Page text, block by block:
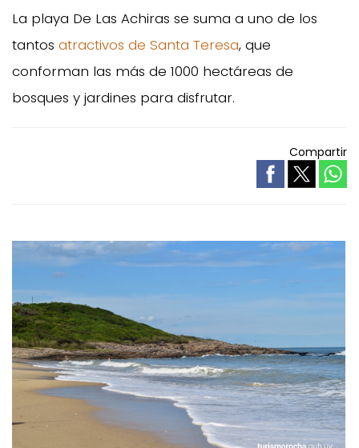
La playa De Las Achiras se suma a uno de los
tantos atractivos de Santa Teresa, que
conforman las más de 1000 hectáreas de
bosques y jardines para disfrutar.
Compartir